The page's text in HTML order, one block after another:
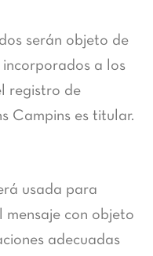
serán objeto de
a los
registro de
Campins es titular.
usada para
con objeto
adecuadas